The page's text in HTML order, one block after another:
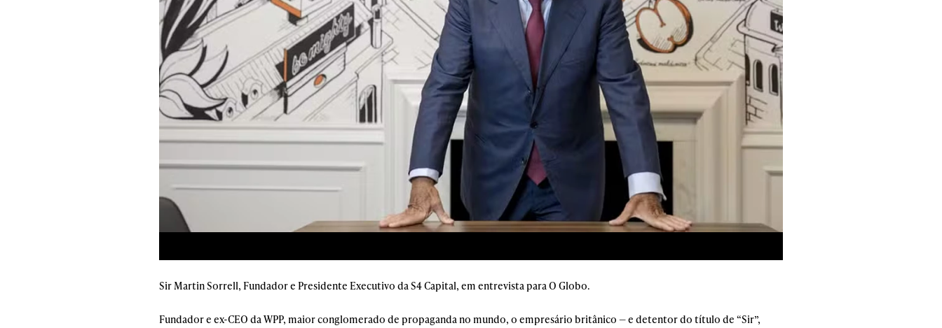
Sir Martin Sorrell, Fundador e Presidente Executivo da S4 Capital, em entrevista para O Globo.
Fundador e ex-CEO da WPP, maior conglomerado de propaganda no mundo, o empresário britânico — e detentor do título de “Sir”,